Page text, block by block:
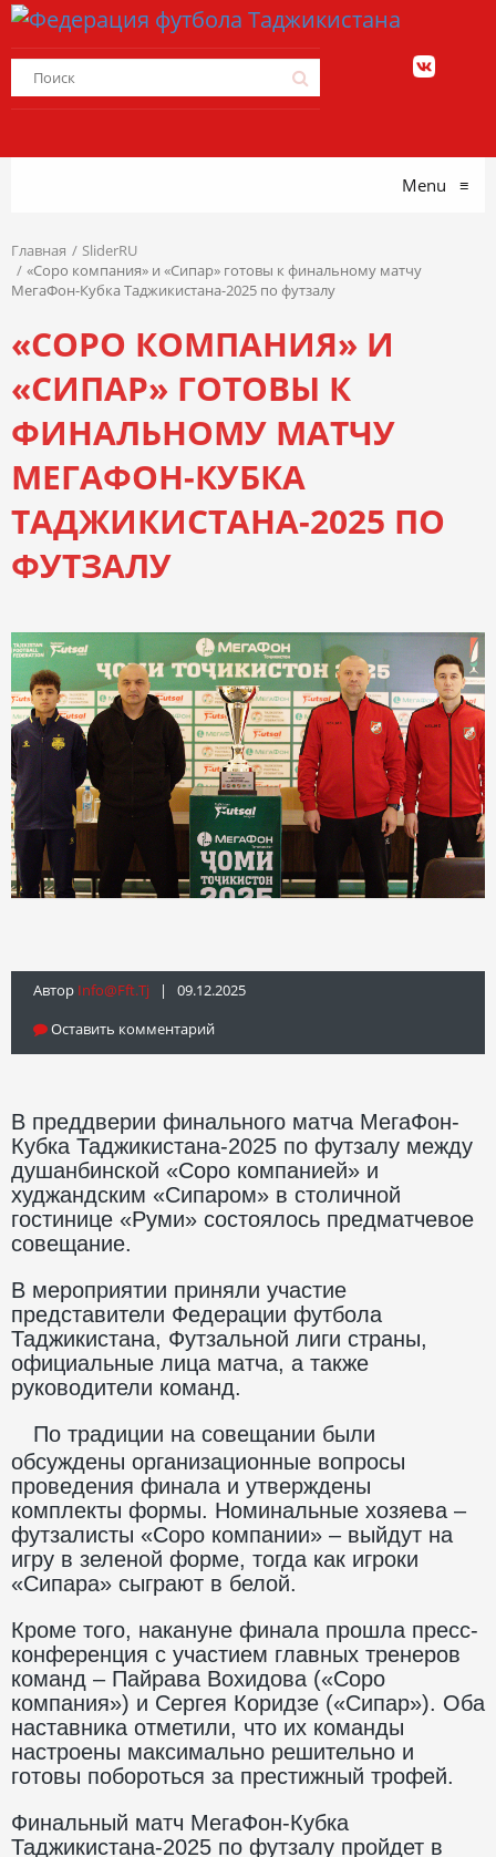
Menu ≡
Главная
SliderRU
«Соро компания» и «Сипар» готовы к финальному матчу
МегаФон-Кубка Таджикистана-2025 по футзалу
«СОРО КОМПАНИЯ» И
«СИПАР» ГОТОВЫ К
ФИНАЛЬНОМУ МАТЧУ
МЕГАФОН-КУБКА
ТАДЖИКИСТАНА-2025 ПО
ФУТЗАЛУ
Автор Info@fft.tj | 09.12.2025
Оставить комментарий
В преддверии финального матча МегаФон-
Кубка Таджикистана-2025 по футзалу между
душанбинской «Соро компанией» и
худжандским «Сипаром» в столичной
гостинице «Руми» состоялось предматчевое
совещание.
В мероприятии приняли участие
представители Федерации футбола
Таджикистана, Футзальной лиги страны,
официальные лица матча, а также
руководители команд.
По традиции на совещании были
обсуждены организационные вопросы
проведения финала и утверждены
комплекты формы. Номинальные хозяева –
футзалисты «Соро компании» – выйдут на
игру в зеленой форме, тогда как игроки
«Сипара» сыграют в белой.
Кроме того, накануне финала прошла пресс-
конференция с участием главных тренеров
команд – Пайрава Вохидова («Соро
компания») и Сергея Коридзе («Сипар»). Оба
наставника отметили, что их команды
настроены максимально решительно и
готовы побороться за престижный трофей.
Финальный матч МегаФон-Кубка
Таджикистана-2025 по футзалу пройдет в